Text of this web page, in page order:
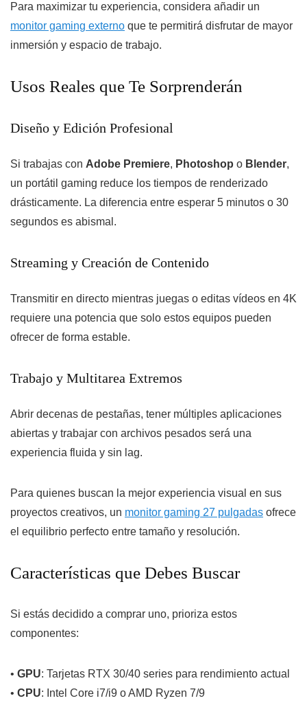
Para maximizar tu experiencia, considera añadir un
monitor gaming externo que te permitirá disfrutar de mayor
inmersión y espacio de trabajo.
Usos Reales que Te Sorprenderán
Diseño y Edición Profesional
Si trabajas con Adobe Premiere, Photoshop o Blender,
un portátil gaming reduce los tiempos de renderizado
drásticamente. La diferencia entre esperar 5 minutos o 30
segundos es abismal.
Streaming y Creación de Contenido
Transmitir en directo mientras juegas o editas vídeos en 4K
requiere una potencia que solo estos equipos pueden
ofrecer de forma estable.
Trabajo y Multitarea Extremos
Abrir decenas de pestañas, tener múltiples aplicaciones
abiertas y trabajar con archivos pesados será una
experiencia fluida y sin lag.
Para quienes buscan la mejor experiencia visual en sus
proyectos creativos, un monitor gaming 27 pulgadas ofrece
el equilibrio perfecto entre tamaño y resolución.
Características que Debes Buscar
Si estás decidido a comprar uno, prioriza estos
componentes:
• GPU: Tarjetas RTX 30/40 series para rendimiento actual
• CPU: Intel Core i7/i9 o AMD Ryzen 7/9